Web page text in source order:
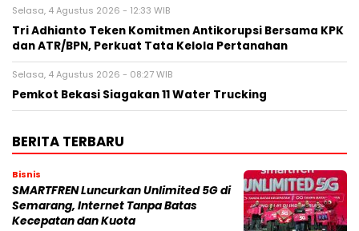
Selasa, 4 Agustus 2026 - 12:33 WIB
Tri Adhianto Teken Komitmen Antikorupsi Bersama KPK
dan ATR/BPN, Perkuat Tata Kelola Pertanahan
Selasa, 4 Agustus 2026 - 08:27 WIB
Pemkot Bekasi Siagakan 11 Water Trucking
BERITA TERBARU
Bisnis
SMARTFREN Luncurkan Unlimited 5G di
Semarang, Internet Tanpa Batas
Kecepatan dan Kuota